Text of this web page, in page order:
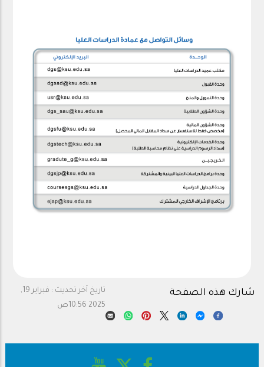
تاريخ آخر تحديث :
فبراير 19,
2025 10:56ص
شارك هذه الصفحة